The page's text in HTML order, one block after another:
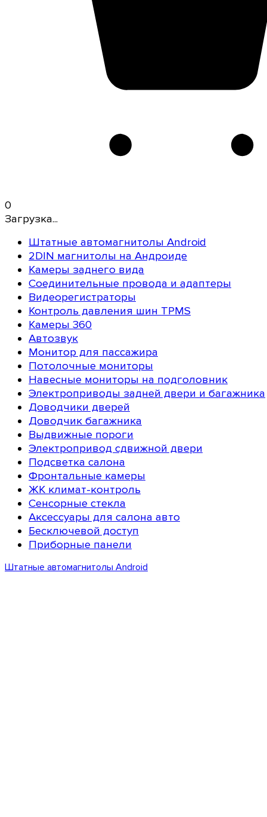
0
Загрузка...
Штатные автомагнитолы Android
2DIN магнитолы на Андроиде
Камеры заднего вида
Соединительные провода и адаптеры
Видеорегистраторы
Контроль давления шин TPMS
Камеры 360
Автозвук
Монитор для пассажира
Потолочные мониторы
Навесные мониторы на подголовник
Электроприводы задней двери и багажника
Доводчики дверей
Доводчик багажника
Выдвижные пороги
Электропривод сдвижной двери
Подсветка салона
Фронтальные камеры
ЖК климат-контроль
Сенсорные стекла
Аксессуары для салона авто
Бесключевой доступ
Приборные панели
Штатные автомагнитолы Android